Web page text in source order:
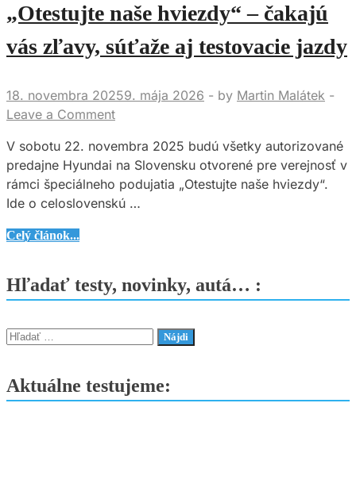
„Otestujte naše hviezdy“ – čakajú
vás zľavy, súťaže aj testovacie jazdy
18. novembra 20259. mája 2026 - by Martin Malátek -
Leave a Comment
V sobotu 22. novembra 2025 budú všetky autorizované
predajne Hyundai na Slovensku otvorené pre verejnosť v
rámci špeciálneho podujatia „Otestujte naše hviezdy“.
Ide o celoslovenskú …
Hyundai
akciu
naše
hviezdy“
čakajú
vás
Celý článok...
Hľadať testy, novinky, autá… :
Hľadať:
Aktuálne testujeme: